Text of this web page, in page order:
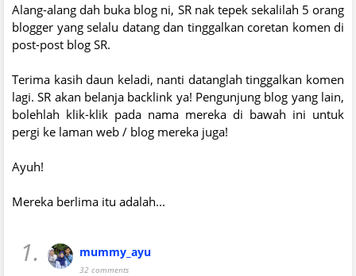
Alang-alang dah buka blog ni, SR nak tepek sekalilah 5 orang
blogger yang selalu datang dan tinggalkan coretan komen di
post-post blog SR.
Terima kasih daun keladi, nanti datanglah tinggalkan komen
lagi. SR akan belanja backlink ya! Pengunjung blog yang lain,
bolehlah klik-klik pada nama mereka di bawah ini untuk
pergi ke laman web / blog mereka juga!
Ayuh!
Mereka berlima itu adalah...
1. mummy_ayu
32 comments